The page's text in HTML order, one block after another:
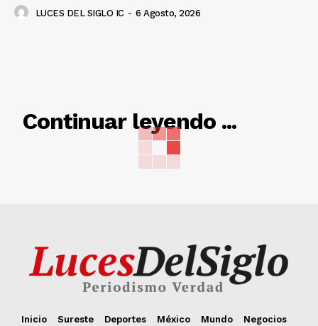
LUCES DEL SIGLO IC - 6 Agosto, 2026
Continuar leyendo ...
RELACIONADO
Inicio Sureste Deportes México Mundo
Negocios